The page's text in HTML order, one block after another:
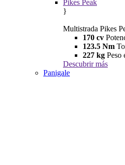
Pikes Peak
}
Multistrada Pikes
170 cv
123.5 Nm
227 kg Peso
Descubrir más
Panigale